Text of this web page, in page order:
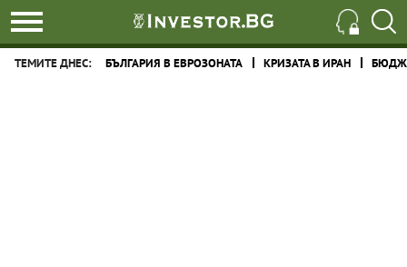
ТЕМИТЕ ДНЕС: БЪЛГАРИЯ В ЕВРОЗОНАТА КРИЗАТА В ИРАН